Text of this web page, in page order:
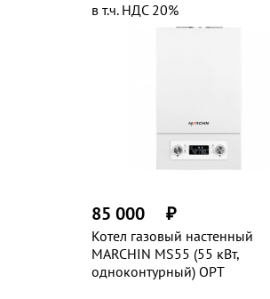
Котел газовый настенный
MARCHIN MS55 (55 кВт,
одноконтурный) ОРТ
85 000 ₽
в т.ч. НДС 20%